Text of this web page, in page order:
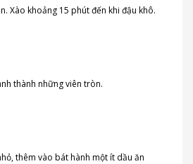
Xào khoảng 15 phút đến khi đậu khô.
thành những viên tròn.
thêm vào bát hành một ít dầu ăn